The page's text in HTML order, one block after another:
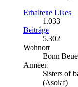
Erhaltene Likes
1.033
Beiträge
5.302
Wohnort
Bonn
Armeen
Sisters of
(Asoiaf)